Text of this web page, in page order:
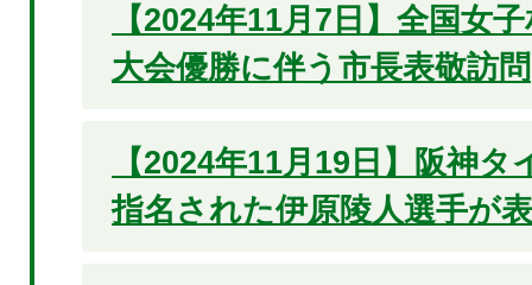
【2024年11月7日】全国女
大会優勝に伴う市長表敬訪問
【2024年11月19日】阪神
指名された伊原陵人選手が